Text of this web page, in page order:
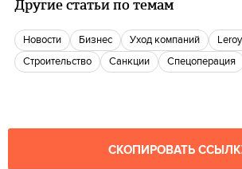
Другие статьи по темам
новости бизнес Уход компаний
Строительство
санкции спецоперация
СКОПИРОВАТЬ